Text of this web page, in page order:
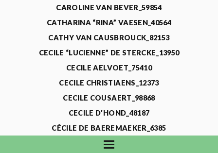
CAROLINE VAN BEVER_59854
CATHARINA “RINA” VAESEN_40564
CATHY VAN CAUSBROUCK_82153
CECILE “LUCIENNE” DE STERCKE_13950
CECILE AELVOET_75410
CECILE CHRISTIAENS_12373
CECILE COUSAERT_98868
CECILE D’HOND_48187
CÉCILE DE BAEREMAEKER_6385
CECILE DE WAELE_4731